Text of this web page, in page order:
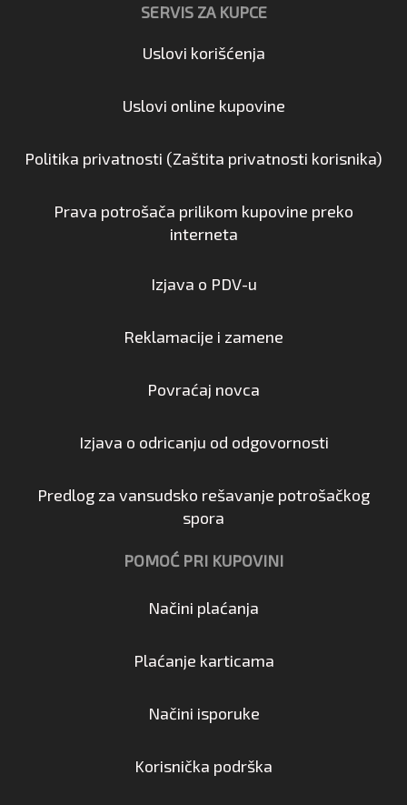
SERVIS ZA KUPCE
Uslovi korišćenja
Uslovi online kupovine
Politika privatnosti (Zaštita privatnosti korisnika)
Prava potrošača prilikom kupovine preko
interneta
Izjava o PDV-u
Reklamacije i zamene
Povraćaj novca
Izjava o odricanju od odgovornosti
Predlog za vansudsko rešavanje potrošačkog
spora
POMOĆ PRI KUPOVINI
Načini plaćanja
Plaćanje karticama
Načini isporuke
Korisnička podrška